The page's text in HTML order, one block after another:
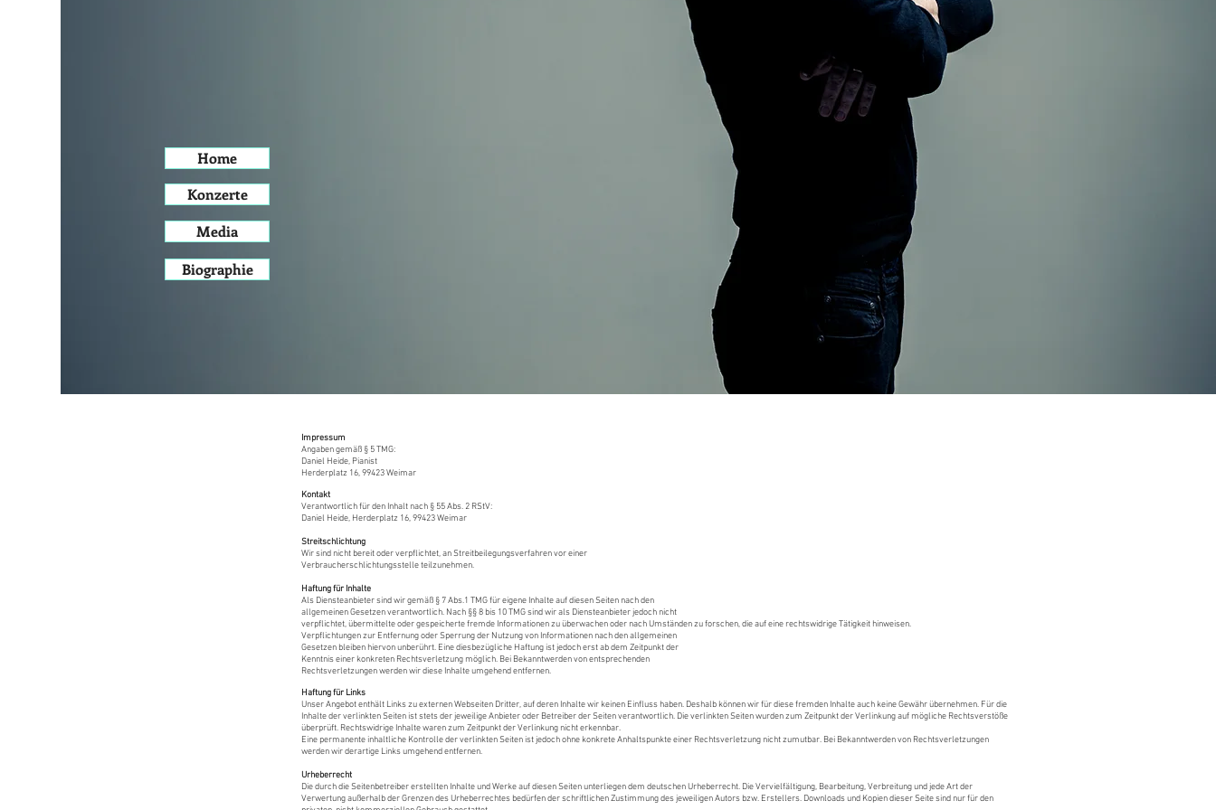
Home
Konzerte
Media
Biographie
Impressum
Angaben gemäß § 5 TMG:
Daniel Heide, Pianist
Herderplatz 16,99423 Weimar
Kontakt
Verantwortlich für den Inhalt nach § 55 Abs. 2 RStV:
Daniel Heide, Herderplatz 16, 99423 Weimar
Streitschlichtung
Wir sind nicht bereit oder verpflichtet, an Streitbeilegungsverfahren vor einer
Verbraucherschlichtungsstelle teilzunehmen.
Haftung für Inhalte
Als Diensteanbieter sind wir gemäß § 7 Abs.1 TMG für eigene Inhalte auf diesen Seiten nach den
allgemeinen Gesetzen verantwortlich. Nach §§ 8 bis 10 TMG sind wir als Diensteanbieter jedoch nicht
verpflichtet, übermittelte oder gespeicherte fremde Informationen zu überwachen oder nach Umständenzu forschen, die auf eine rechtswidrige Tätigkeit hinweisen.
Verpflichtungen zur Entfernung oder Sperrung der Nutzung von Informationen nach den allgemeinen
Gesetzen bleiben hiervon unberührt. Eine diesbezügliche Haftung ist jedoch erst ab dem Zeitpunkt der
Kenntnis einer konkreten Rechtsverletzung möglich. Bei Bekanntwerden von entsprechenden
Rechtsverletzungen werden wir diese Inhalte umgehend entfernen.
Haftung für Links
Unser Angebot enthält Links zu externen Webseiten Dritter, auf deren Inhalte wir keinen Einfluss haben. Deshalb können wir für diese fremden Inhalte auch keine Gewähr übernehmen. Für die
Inhalte derverlinkten Seiten ist stets der jeweilige Anbieter oder Betreiber der Seiten verantwortlich. Die verlinktenSeiten wurden zum Zeitpunkt der Verlinkung auf mögliche Rechtsverstöße
überprüft. Rechtswidrige Inhalte waren zum Zeitpunkt der Verlinkung nicht erkennbar.
Eine permanente inhaltliche Kontrolle der verlinkten Seiten ist jedoch ohne konkrete Anhaltspunkte einer Rechtsverletzung nicht zumutbar. Bei Bekanntwerden von Rechtsverletzungen
werden wir derartige Linksumgehend entfernen.
Urheberrecht
Die durch die Seitenbetreiber erstellten Inhalte und Werke auf diesen Seiten unterliegen dem deutschenUrheberrecht. Die Vervielfältigung, Bearbeitung, Verbreitung und jede Art der
Verwertung außerhalb derGrenzen des Urheberrechtes bedürfen der schriftlichen Zustimmung des jeweiligen Autors bzw. Erstellers. Downloads und Kopien dieser Seite sind nur für den